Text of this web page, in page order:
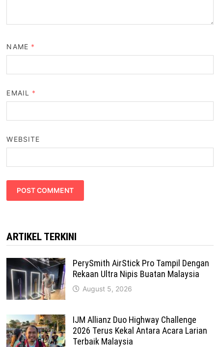
NAME *
EMAIL *
WEBSITE
ARTIKEL TERKINI
PerySmith AirStick Pro Tampil Dengan
Rekaan Ultra Nipis Buatan Malaysia
August 5, 2026
IJM Allianz Duo Highway Challenge
2026 Terus Kekal Antara Acara Larian
Terbaik Malaysia